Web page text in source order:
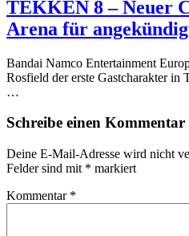
TEKKEN 8 – Neuer
Arena für
Bandai Namco Entertainment
Rosfield der erste Gastcharakter
…
Schreibe einen Kommentar
Deine E-Mail-Adresse wird nicht
Felder sind mit * markiert
Kommentar *